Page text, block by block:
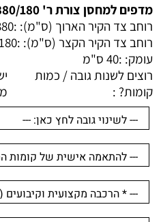
מדפים למחסן צורת ר' 380/180 ס"מ עומק 40 ס"מ
רוחב צד הקיר הארוך (ס"מ): :380
רוחב צד הקיר הקצר (ס"מ): :180 ס"מ
עומק: :40 ס"מ
רוצים לשנות גובה / כמות
קומות? :